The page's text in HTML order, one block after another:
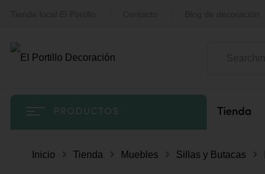
PRODUCTOS Tienda
Inicio Tienda Muebles Sillas y Butacas